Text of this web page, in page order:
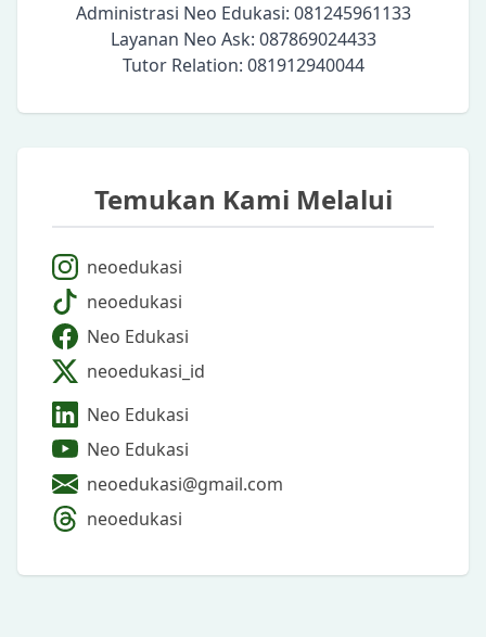
Administrasi Neo Edukasi: 081245961133
Layanan Neo Ask: 087869024433
Tutor Relation: 081912940044
Temukan Kami Melalui
neoedukasi
neoedukasi
Neo Edukasi
neoedukasi_id
Neo Edukasi
Neo Edukasi
neoedukasi@gmail.com
neoedukasi